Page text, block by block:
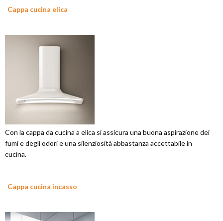
Cappa cucina elica
Con la cappa da cucina a elica si assicura una buona aspirazione dei
fumi e degli odori e una silenziosità abbastanza accettabile in
cucina.
Cappa cucina incasso